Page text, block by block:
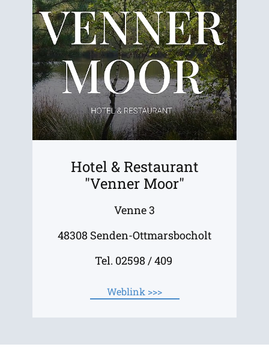
Hotel & Restaurant
"Venner Moor"
Venne 3
48308 Senden-Ottmarsbocholt
Tel. 02598 / 409
Weblink >>>